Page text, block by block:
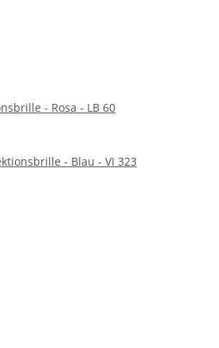
- Rosa - LB 60